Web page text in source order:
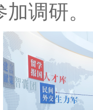
调研。